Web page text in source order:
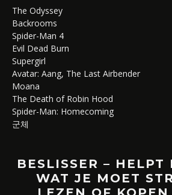
The Odyssey
Backrooms
Spider-Man 4
Evil Dead Burn
Supergirl
Avatar: Aang, The Last Airbender
Moana
The Death of Robin Hood
Spider-Man: Homecoming
군체
BESLISSER – HELPT
WAT JE MOET